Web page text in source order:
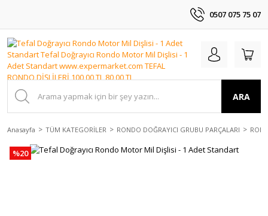
0507 075 75 07
ARA
Anasayfa TÜM KATEGORİLER RONDO DOĞRAYICI GRUBU PARÇALARI
%20